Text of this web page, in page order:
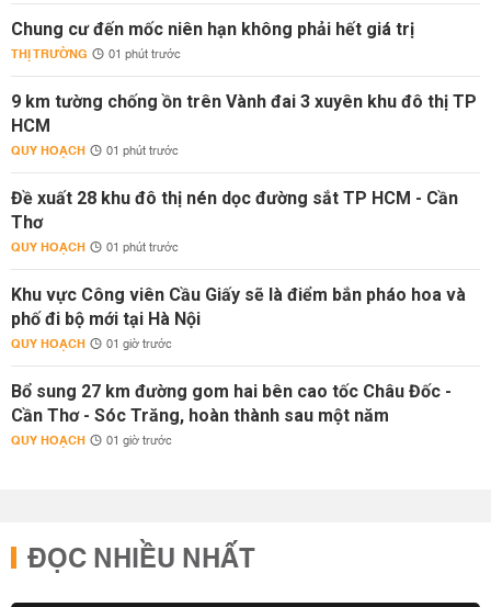
Chung cư đến mốc niên hạn không phải hết giá trị
THỊ TRƯỜNG 01 phút trước
9 km tường chống ồn trên Vành đai 3 xuyên khu đô thị TP
HCM
QUY HOẠCH 01 phút trước
Đề xuất 28 khu đô thị nén dọc đường sắt TP HCM - Cần
Thơ
QUY HOẠCH 01 phút trước
Khu vực Công viên Cầu Giấy sẽ là điểm bắn pháo hoa và
phố đi bộ mới tại Hà Nội
QUY HOẠCH 01 giờ trước
Bổ sung 27 km đường gom hai bên cao tốc Châu Đốc -
Cần Thơ - Sóc Trăng, hoàn thành sau một năm
QUY HOẠCH 01 giờ trước
ĐỌC NHIỀU NHẤT